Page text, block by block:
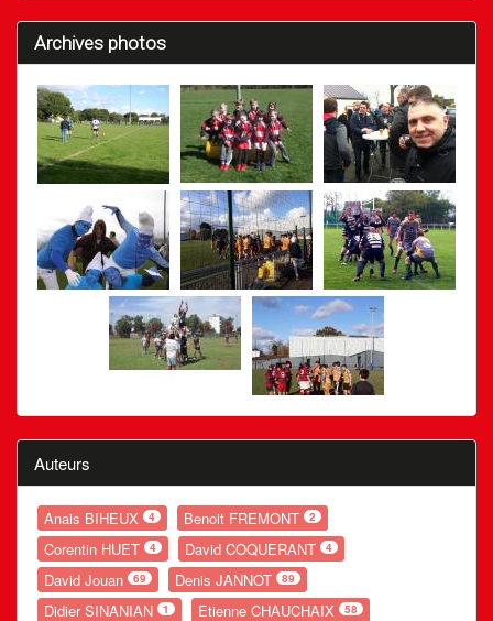
Archives photos
Auteurs
Anais BIHEUX 4 Benoit FREMONT 2
Corentin HUET 4 David COQUERANT 4
David Jouan 69 Denis JANNOT 89
Didier SINANIAN 1 Etienne CHAUCHAIX 58